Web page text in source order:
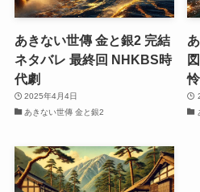
あきない世傳 金と銀2 完結
ネタバレ 最終回 NHKBS時
代劇
2025年4月4日
あきない世傳 金と銀2